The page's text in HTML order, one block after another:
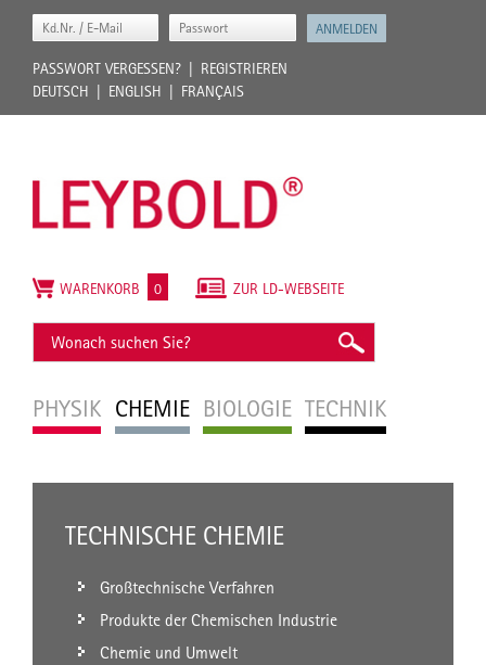
PASSWORT VERGESSEN?
REGISTRIEREN
DEUTSCH
ENGLISH FRANÇAIS
PHYSIK CHEMIE BIOLOGIE TECHNIK
ZUR LD-WEBSEITE
WARENKORB 0
TECHNISCHE CHEMIE
Großtechnische Verfahren
Produkte der Chemischen Industrie
Chemie und Umwelt